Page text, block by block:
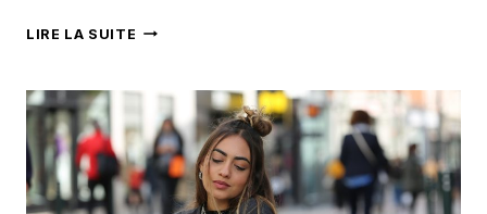
LIRE LA SUITE COMMENT
LINGE
BLANC
QUI
A
DÉTEINT
EN